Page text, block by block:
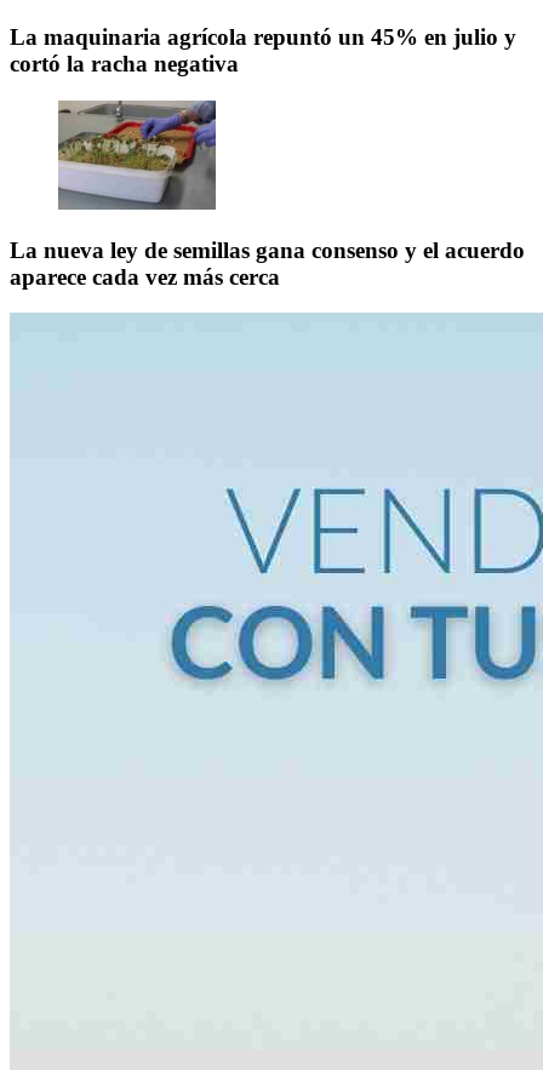
La maquinaria agrícola repuntó un 45% en julio y
cortó la racha negativa
La nueva ley de semillas gana consenso y el acuerdo
aparece cada vez más cerca